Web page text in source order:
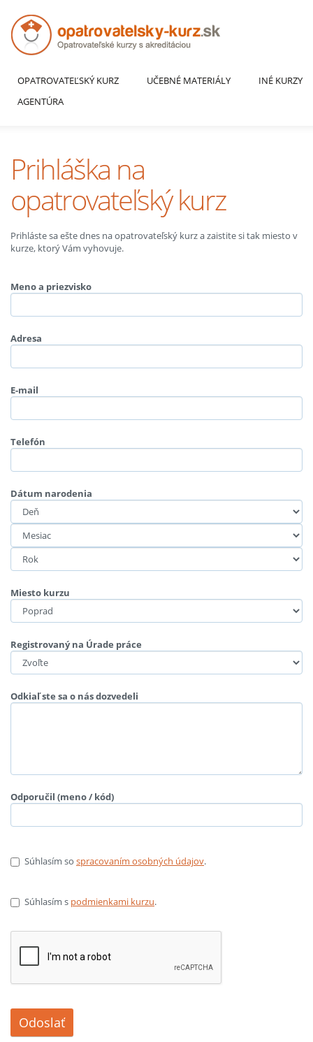
OPATROVATEĽSKÝ KURZ UČEBNÉ MATERIÁLY
INÉ KURZY
AGENTÚRA
Prihláška na
opatrovateľský kurz
Prihláste sa ešte dnes na opatrovateľský kurz a zaistite si tak miesto v
kurze, ktorý Vám vyhovuje.
Meno a priezvisko
Adresa
E-mail
Telefón
Dátum narodenia
Miesto kurzu
Registrovaný na Úrade práce
Odkiaľ ste sa o nás dozvedeli
Odporučil (meno / kód)
Súhlasím so spracovaním osobných údajov.
Súhlasím s podmienkami kurzu.
Odoslať